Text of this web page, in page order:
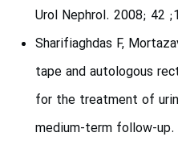
Urol Nephrol. 2008; 42
Sharifiaghdas F,
tape and autologous
for the treatment of
medium-term follow-